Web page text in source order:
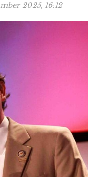
2025, 16:12